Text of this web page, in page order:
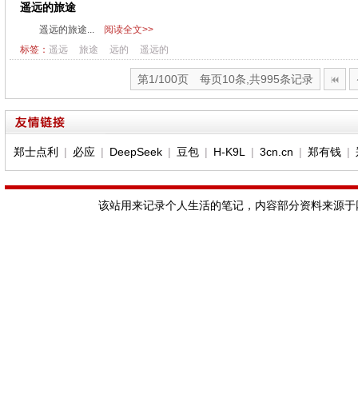
遥远的旅途
遥远的旅途...
阅读全文>>
标签： 遥远 旅途 远的 遥远的
第1/100页 每页10条,共995条记录
郑士点利 | 必应 | DeepSeek| 豆包| H-K9L | 3cn.cn | 郑有钱|
该站用来记录个人生活的笔记，内容部分资料来源